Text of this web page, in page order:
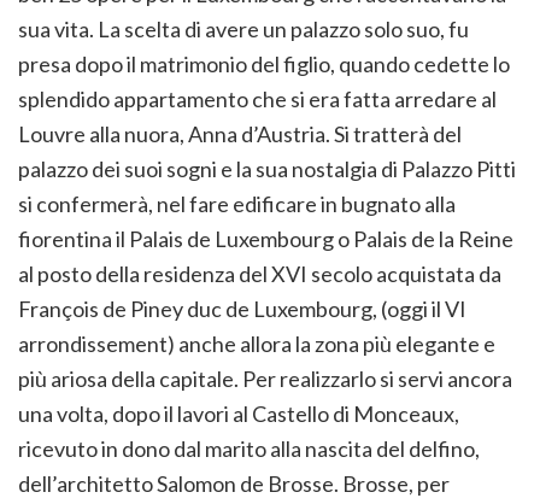
sua vita. La scelta di avere un palazzo solo suo, fu
presa dopo il matrimonio del figlio, quando cedette lo
splendido appartamento che si era fatta arredare al
Louvre alla nuora, Anna d’Austria. Si tratterà del
palazzo dei suoi sogni e la sua nostalgia di Palazzo Pitti
si confermerà, nel fare edificare in bugnato alla
fiorentina il Palais de Luxembourg o Palais de la Reine
al posto della residenza del XVI secolo acquistata da
François de Piney duc de Luxembourg, (oggi il VI
arrondissement) anche allora la zona più elegante e
più ariosa della capitale. Per realizzarlo si servi ancora
una volta, dopo il lavori al Castello di Monceaux,
ricevuto in dono dal marito alla nascita del delfino,
dell’architetto Salomon de Brosse. Brosse, per